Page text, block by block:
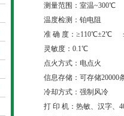
测量范围：室温~300℃
温度检测：铂电阻
准 确 度：≥110℃±2℃
灵敏度：0.1℃
点火方式：电点火
信息存储：可存储20000
冷却方式：强制风冷
打 印 机：热敏、汉字、